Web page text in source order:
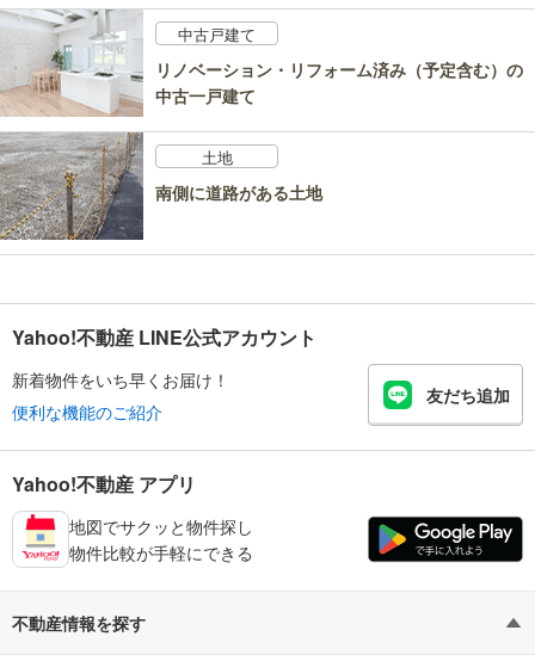
中古戸建て
リノベーション・リフォーム済み（予定含む）の
中古一戸建て
土地
南側に道路がある土地
Yahoo!不動産 LINE公式アカウント
新着物件をいち早くお届け！
便利な機能のご紹介
友だち追加
Yahoo!不動産 アプリ
地図でサクッと物件探し
物件比較が手軽にできる
不動産情報を探す